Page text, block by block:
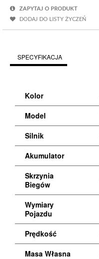
ZAPYTAJ O PRODUKT
DODAJ DO LISTY ŻYCZEŃ
SPECYFIKACJA
Kolor
Model
Silnik
Akumulator
Skrzynia
Biegów
Wymiary
Pojazdu
Prędkość
Masa Własna